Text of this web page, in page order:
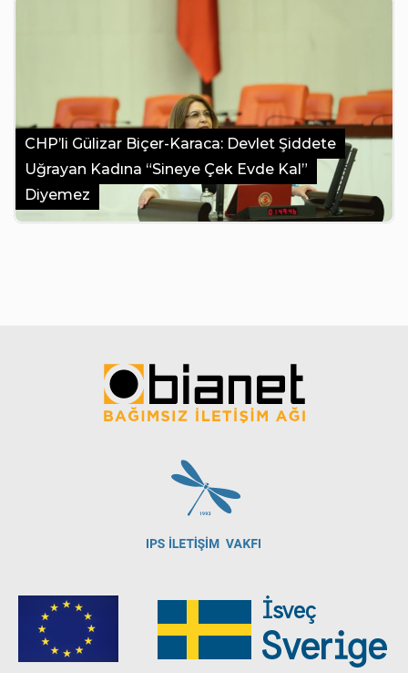
CHP’li Gülizar Biçer-Karaca: Devlet Şiddete
Uğrayan Kadına “Sineye Çek Evde Kal”
Diyemez